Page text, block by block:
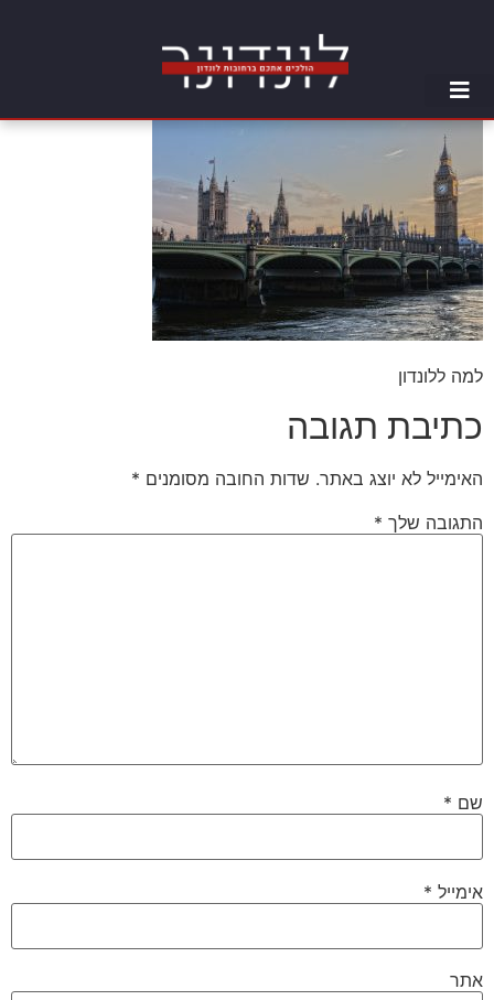
למה ללונדון
כתיבת תגובה
האימייל לא יוצג באתר. שדות החובה מסומנים *
התגובה שלך *
שם *
אימייל *
אתר